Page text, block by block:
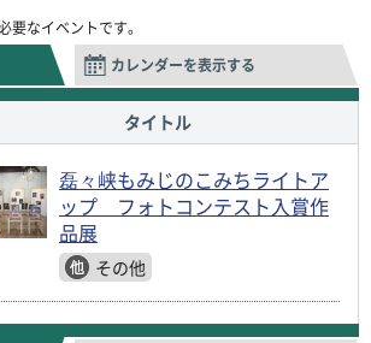
要なイベントです。
カレンダーを表示する
タイトル
磊々峡もみじのこみちライトア
ップ フォトコンテスト入賞作
品展
その他